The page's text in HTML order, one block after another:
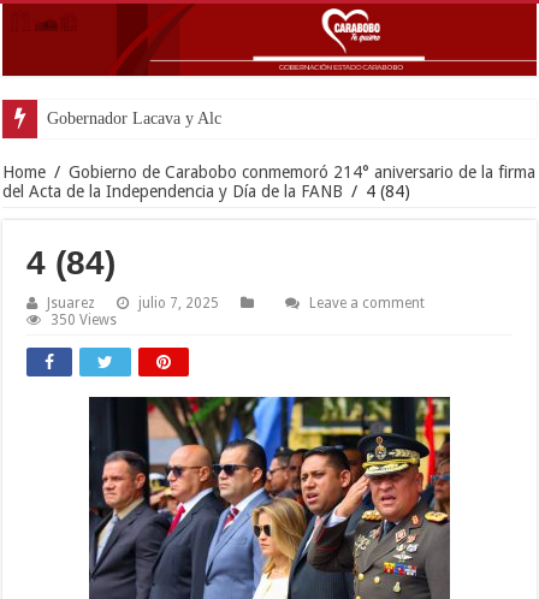
Gobernador Lacava y Alcaldesa Castillo
Home / Gobierno de Carabobo conmemoró 214° aniversario de la firma
del Acta de la Independencia y Día de la FANB / 4 (84)
4 (84)
Jsuarez julio 7, 2025
Leave a comment
350 Views